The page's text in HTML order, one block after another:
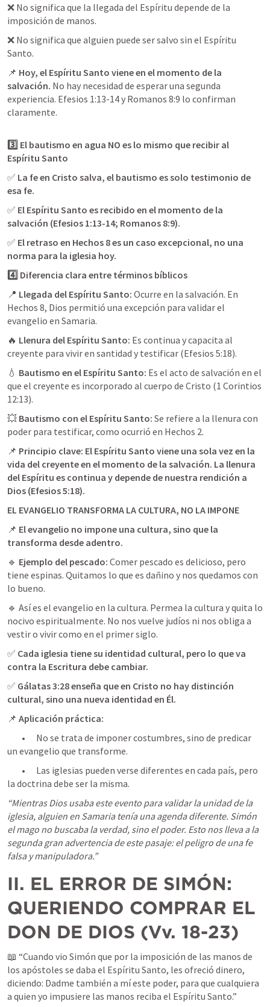
❌ No significa que la llegada del Espíritu depende de la
imposición de manos.
❌ No significa que alguien puede ser salvo sin el Espíritu
Santo.
📌 Hoy, el Espíritu Santo viene en el momento de la
salvación. No hay necesidad de esperar una segunda
experiencia. Efesios 1:13-14 y Romanos 8:9 lo confirman
claramente.
3️⃣ El bautismo en agua NO es lo mismo que recibir al
Espíritu Santo
✅ La fe en Cristo salva, el bautismo es solo testimonio de
esa fe.
✅ El Espíritu Santo es recibido en el momento de la
salvación (Efesios 1:13-14; Romanos 8:9).
✅ El retraso en Hechos 8 es un caso excepcional, no una
norma para la iglesia hoy.
4️⃣ Diferencia clara entre términos bíblicos
📍 Llegada del Espíritu Santo:
Hechos 8, Dios permitió una excepción para validar el
evangelio en Samaria.
🔥 Llenura del Espíritu Santo: Es continua y capacita al
creyente para vivir en santidad y testificar (Efesios 5:18).
💧 Bautismo en el Espíritu Santo: Es el acto de salvación en el
que el creyente es incorporado al cuerpo de Cristo (1 Corintios
12:13).
💥 Bautismo con el Espíritu Santo: Se refiere a la llenura con
poder para testificar, como ocurrió en Hechos 2
📌 Principio clave: El Espíritu Santo viene una sola vez en la
vida del creyente en el momento de la salvación. La llenura
del Espíritu es continua y depende de nuestra rendición a
Dios (Efesios 5:18).
EL EVANGELIO TRANSFORMA LA CULTURA, NO LA IMPONE
📌 El evangelio no impone una cultura, sino que la
transforma desde adentro.
🔹 Ejemplo del pescado: Comer pescado es delicioso, pero
tiene espinas. Quitamos lo que es dañino y nos quedamos con
lo bueno.
🔹 Así es el evangelio en la cultura. Permea la cultura y quita lo
nocivo espiritualmente. No nos vuelve judíos ni nos obliga a
vestir o vivir como en el primer siglo.
✅ Cada iglesia tiene su identidad cultural, pero lo que va
contra la Escritura debe cambiar.
✅ Gálatas 3:28 enseña que en Cristo no hay distinción
cultural, sino una nueva identidad en Él.
📌 Aplicación práctica:
un evangelio que transforme.
la doctrina debe ser la misma.
“Mientras Dios usaba este evento para validar la unidad de la
iglesia, alguien en Samaria tenía una agenda diferente. Simón
el mago no buscaba la verdad, sino el poder. Esto nos lleva a la
segunda gran advertencia de este pasaje: el peligro de una fe
falsa y manipuladora.”
II. EL ERROR DE SIMÓN:
QUERIENDO COMPRAR EL
DON DE DIOS (Vv. 18-23)
📖 “Cuando vio Simón que por la imposición de las manos de
los apóstoles se daba el Espíritu Santo, les ofreció dinero,
diciendo: Dadme también a mí este poder, para que cualquiera
a quien yo impusiere las manos reciba el Espíritu Santo.”